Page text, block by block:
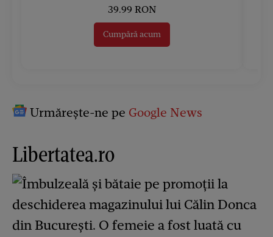
39.99 RON
Cumpără acum
Urmărește-ne pe Google News
Libertatea.ro